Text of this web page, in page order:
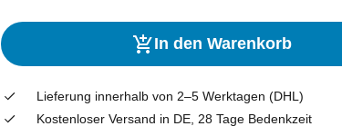
In den Warenkorb
Lieferung innerhalb von 2–5 Werktagen (DHL)
Kostenloser Versand in DE, 28 Tage Bedenkzeit